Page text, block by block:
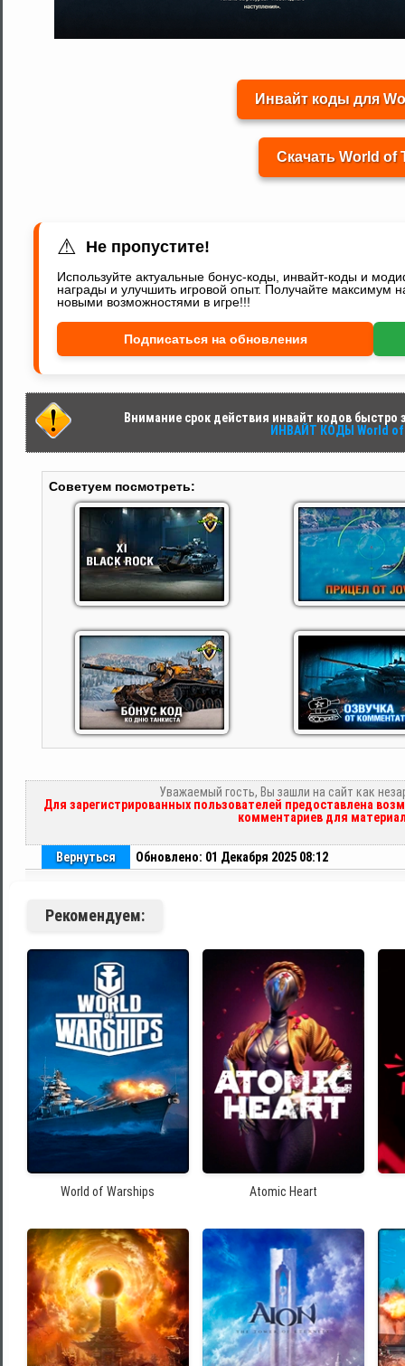
Инвайт коды для
Скачать World of
⚠ Не пропустите!
Используйте актуальные бонус-коды, инвайт-коды и
награды и улучшить игровой опыт. Получайте максимум
новыми возможностями в игре!!!
Подписаться на обновления
Внимание срок действия инвайт кодов быстро
ИНВАЙТ КОДЫ World
Советуем посмотреть:
Уважаемый гость, Вы зашли на сайт как
Для зарегистрированных пользователей предоставлена
комментариев для
Вернуться Обновлено: 01 Декабря 2025 08:12
Рекомендуем:
World of Warships Atomic Heart